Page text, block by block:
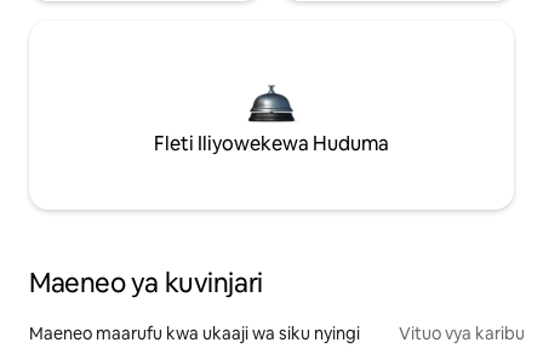
Fleti Iliyowekewa Huduma
Maeneo ya kuvinjari
Maeneo maarufu kwa ukaaji wa siku nyingi Vituo vya karibu